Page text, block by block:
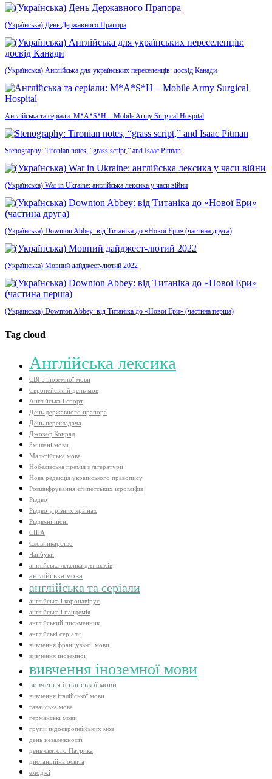
(Українська) День Державного Прапора
(Українська) Англійська для українських переселенців: досвід Канади
Англійська та серіали: M*A*S*H – Mobile Army Surgical Hospital
Stenography: Tironian notes, “grass script,” and Isaac Pitman
(Українська) War in Ukraine: англійська лексика у часи війни
(Українська) Downton Abbey: від Титаніка до «Нової Ери» (частина друга)
(Українська) Мовний дайджест-лютий 2022
(Українська) Downton Abbey: від Титаніка до «Нової Ери» (частина перша)
Tag cloud
Aнглійська лексика
ЄВІ з іноземної мови
Європейський день мов
Англійська і спорт
День державного прапора
День перекладача
Джозеф Конрад
Змішані мови
Мальтійська мова
Нобелівська премія з літератури
Нова редакція українського правопису
Розшифрування єгипетських ієрогліфів
Різдво
Різдво у різних країнах
Різдвяні пісні
США
Словникарство
Чапбуки
англійська лексика для шахів
англійська мова
англійська та серіали
англійська і коронавірус
англійська і пандемія
англійський письменник
англійські серіали
вивчення французької мови
вивчення іноземної
вивчення іноземної мови
вивчення іспанської мови
вивчення італійської мови
гавайська мова
германські мови
групи індоєвропейських мов
день незалежності
день святого Патрика
дистанційна освіта
емоджі